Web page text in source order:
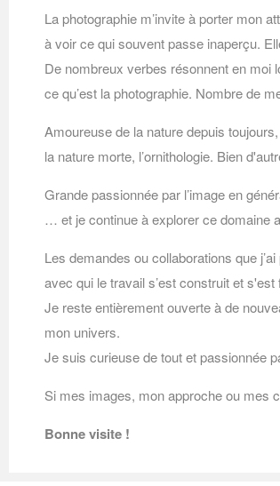
La photographie m’invite à porter mon
à voir ce qui souvent passe inaperçu.
De nombreux verbes résonnent en moi
ce qu’est la photographie. Nombre de
Amoureuse de la nature depuis
la nature morte, l’ornithologie. Bien
Grande passionnée par l’image en
… et je continue à explorer ce domaine
Les demandes ou collaborations que
avec qui le travail s’est construit et
Je reste entièrement ouverte à de
mon univers.
Je suis curieuse de tout et passionnée
Si mes images, mon approche ou mes
Bonne visite !